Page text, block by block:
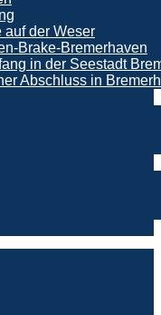
auf der Weser
Brake-Bremerhaven
in der Seestadt
Abschluss in